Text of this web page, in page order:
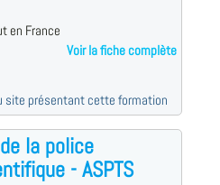
en France
Voir la fiche complète
site présentant cette formation
la police
- ASPTS